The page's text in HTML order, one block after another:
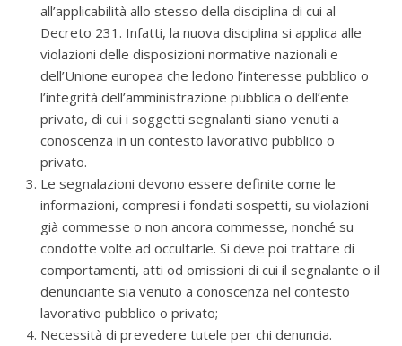
all’applicabilità allo stesso della disciplina di cui al
Decreto 231. Infatti, la nuova disciplina si applica alle
violazioni delle disposizioni normative nazionali e
dell’Unione europea che ledono l’interesse pubblico o
l’integrità dell’amministrazione pubblica o dell’ente
privato, di cui i soggetti segnalanti siano venuti a
conoscenza in un contesto lavorativo pubblico o
privato.
Le segnalazioni devono essere definite come le
informazioni, compresi i fondati sospetti, su violazioni
già commesse o non ancora commesse, nonché su
condotte volte ad occultarle. Si deve poi trattare di
comportamenti, atti od omissioni di cui il segnalante o il
denunciante sia venuto a conoscenza nel contesto
lavorativo pubblico o privato;
Necessità di prevedere tutele per chi denuncia.